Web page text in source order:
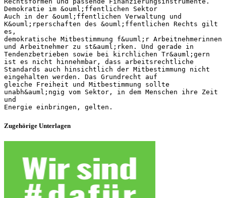
Demokratie im &ouml;ffentlichen Sektor
Auch in der &ouml;ffentlichen Verwaltung und
K&ouml;rperschaften des &ouml;ffentlichen Rechts gilt
es,
demokratische Mitbestimmung f&uuml;r Arbeitnehmerinnen
und Arbeitnehmer zu st&auml;rken. Und gerade in
Tendenzbetrieben sowie bei kirchlichen Tr&auml;gern
ist es nicht hinnehmbar, dass arbeitsrechtliche
Standards auch hinsichtlich der Mitbestimmung nicht
eingehalten werden. Das Grundrecht auf
gleiche Freiheit und Mitbestimmung sollte
unabh&auml;ngig vom Sektor, in dem Menschen ihre Zeit
und
Zugehörige Unterlagen